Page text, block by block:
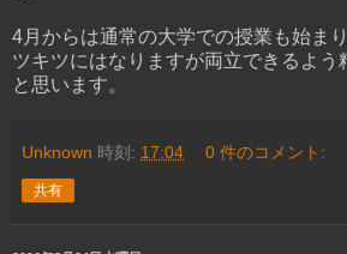
4月からは通常の大学での授業も始ま
ツキツにはなりますが両立できるよう
と思います。
Unknown 時刻: 17:04 0 件のコメント:
共有